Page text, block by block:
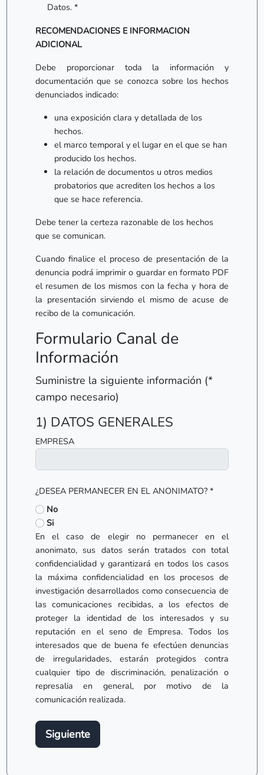
Datos. *
RECOMENDACIONES E INFORMACION
ADICIONAL
Debe proporcionar toda la información y
documentación que se conozca sobre los hechos
denunciados indicado:
una exposición clara y detallada de los
hechos.
el marco temporal y el lugar en el que se han
producido los hechos.
la relación de documentos u otros medios
probatorios que acrediten los hechos a los
que se hace referencia.
Debe tener la certeza razonable de los hechos
que se comunican.
Cuando finalice el proceso de presentación de la
denuncia podrá imprimir o guardar en formato PDF
el resumen de los mismos con la fecha y hora de
la presentación sirviendo el mismo de acuse de
recibo de la comunicación.
Formulario Canal de
Información
Suministre la siguiente información (*
campo necesario)
1) DATOS GENERALES
EMPRESA
¿DESEA PERMANECER EN EL ANONIMATO? *
No
Si
En el caso de elegir no permanecer en el
anonimato, sus datos serán tratados con total
confidencialidad y garantizará en todos los casos
la máxima confidencialidad en los procesos de
investigación desarrollados como consecuencia de
las comunicaciones recibidas, a los efectos de
proteger la identidad de los interesados y su
reputación en el seno de Empresa. Todos los
interesados que de buena fe efectúen denuncias
de irregularidades, estarán protegidos contra
cualquier tipo de discriminación, penalización o
represalia en general, por motivo de la
comunicación realizada.
Siguiente